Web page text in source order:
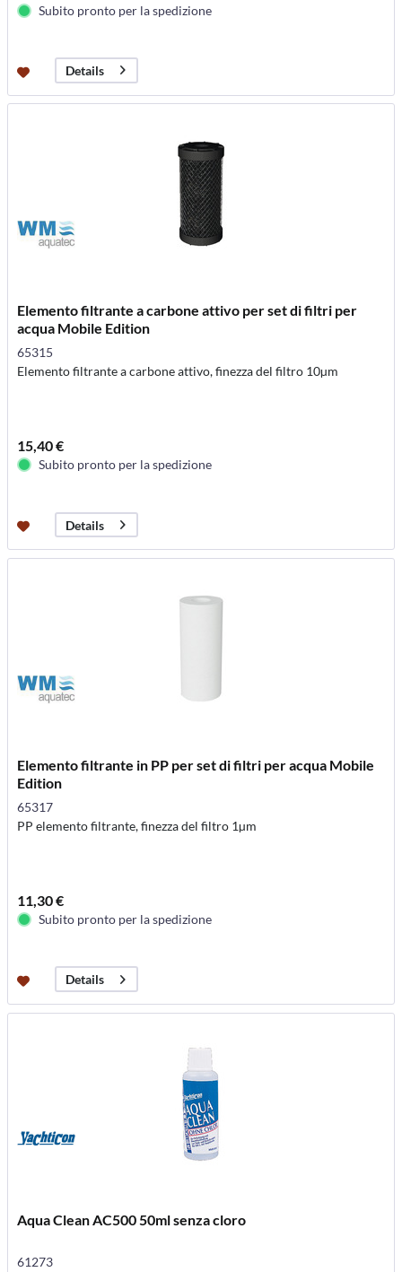
Subito pronto per la spedizione
Details
Elemento filtrante a carbone attivo per set di filtri per
acqua Mobile Edition
65315
Elemento filtrante a carbone attivo, finezza del filtro 10µm
15,40 €
Subito pronto per la spedizione
Details
Elemento filtrante in PP per set di filtri per acqua Mobile
Edition
65317
PP elemento filtrante, finezza del filtro 1µm
11,30 €
Subito pronto per la spedizione
Details
Aqua Clean AC500 50ml senza cloro
61273